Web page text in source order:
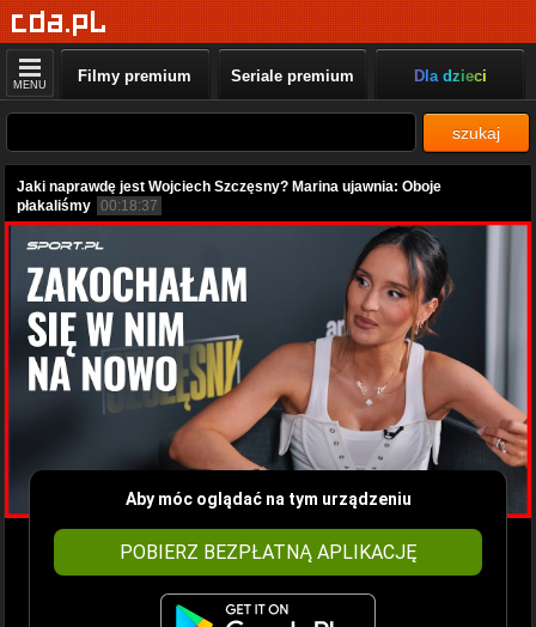
MENU Filmy premium Seriale premium Dla dzieci
szukaj
Jaki naprawdę jest Wojciech Szczęsny? Marina ujawnia: Oboje
płakaliśmy 00:18:37
Aby móc oglądać na tym urządzeniu
POBIERZ BEZPŁATNĄ APLIKACJĘ